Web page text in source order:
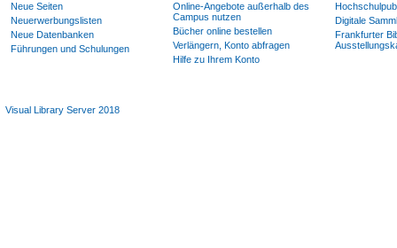
Neue Seiten
Neuerwerbungslisten
Neue Datenbanken
Führungen und Schulungen
Online-Angebote außerhalb des
Campus nutzen
Bücher online bestellen
Verlängern, Konto abfragen
Hilfe zu Ihrem Konto
Digitale
Frankfurter
Visual Library Server 2018